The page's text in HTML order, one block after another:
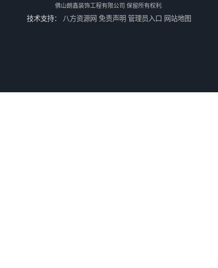
佛山朗鑫装饰工程有限公司 保留所有权利.
技术支持： 八方资源网 免责声明 管理员入口 网站地图